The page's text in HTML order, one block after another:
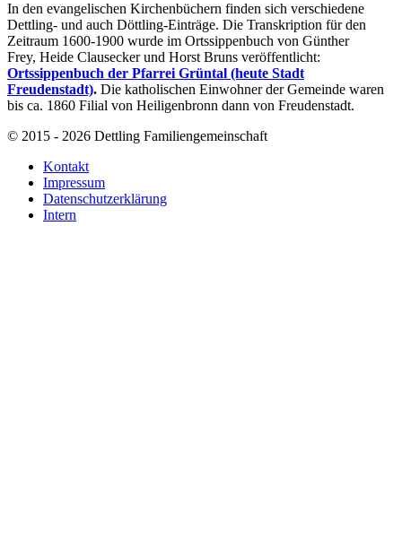
In den evangelischen Kirchenbüchern finden sich verschiedene
Dettling- und auch Döttling-Einträge. Die Transkription für den
Zeitraum 1600-1900 wurde im Ortssippenbuch von Günther
Frey, Heide Clausecker und Horst Bruns veröffentlicht:
Ortssippenbuch der Pfarrei Grüntal (heute Stadt
Freudenstadt). Die katholischen Einwohner der Gemeinde waren
bis ca. 1860 Filial von Heiligenbronn dann von Freudenstadt.
© 2015 - 2026 Dettling Familiengemeinschaft
Kontakt
Impressum
Datenschutzerklärung
Intern